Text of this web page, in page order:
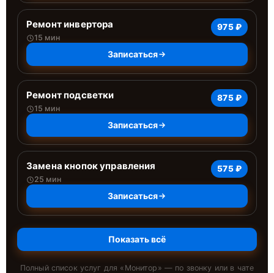
Ремонт инвертора
15 мин
975 ₽
Записаться
Ремонт подсветки
15 мин
875 ₽
Записаться
Замена кнопок управления
25 мин
575 ₽
Записаться
Показать всё
Полный список услуг для « Монитор » — по звонку или в чате